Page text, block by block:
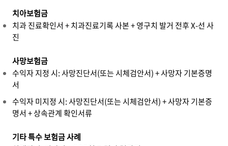
치아보험금
치과 진료확인서 + 치과진료기록 사본 + 영구치 발거 전후 X-선 사
진
사망보험금
수익자 지정 시: 사망진단서(또는 시체검안서) + 사망자 기본증명
서
수익자 미지정 시: 사망진단서(또는 시체검안서) + 사망자 기본증
명서 + 상속관계 확인서류
기타 특수 보험금 사례